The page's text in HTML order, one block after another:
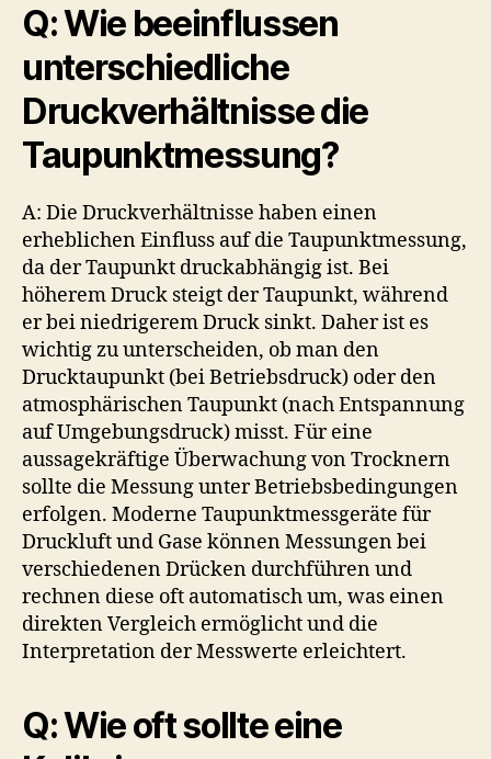
Q: Wie beeinflussen
unterschiedliche
Druckverhältnisse die
Taupunktmessung?
A: Die Druckverhältnisse haben einen
erheblichen Einfluss auf die Taupunktmessung,
da der Taupunkt druckabhängig ist. Bei
höherem Druck steigt der Taupunkt, während
er bei niedrigerem Druck sinkt. Daher ist es
wichtig zu unterscheiden, ob man den
Drucktaupunkt (bei Betriebsdruck) oder den
atmosphärischen Taupunkt (nach Entspannung
auf Umgebungsdruck) misst. Für eine
aussagekräftige Überwachung von Trocknern
sollte die Messung unter Betriebsbedingungen
erfolgen. Moderne Taupunktmessgeräte für
Druckluft und Gase können Messungen bei
verschiedenen Drücken durchführen und
rechnen diese oft automatisch um, was einen
direkten Vergleich ermöglicht und die
Interpretation der Messwerte erleichtert.
Q: Wie oft sollte eine